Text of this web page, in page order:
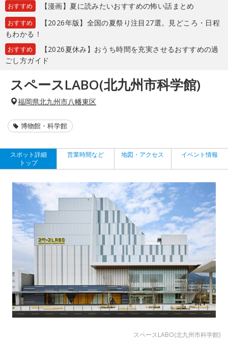
おすすめ 【漫画】夏に読みたいおすすめの怖い話まとめ
おすすめ
【2026年版】全国の夏祭り注目27選。見どころ・日程
もわかる！
おすすめ
【2026夏休み】おうち時間を充実させるおすすめの過
ごし方ガイド
スペースLABO(北九州市科学館)
福岡県北九州市八幡東区
博物館・科学館
スポット詳細
トップ
営業時間など 地図・アクセス イベント情報
スペースLABO(北九州市科学館)